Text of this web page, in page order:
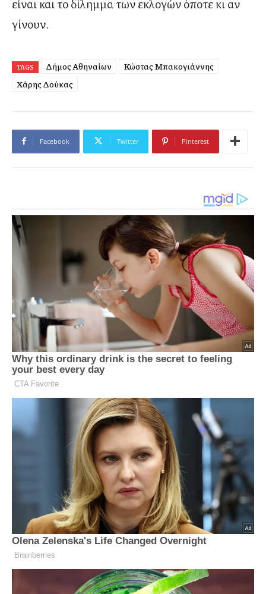
είναι και το δίλημμα των εκλογών όποτε κι αν
γίνουν.
TAGS Δήμος Αθηναίων
Κώστας Μπακογιάννης
Χάρης Δούκας
Facebook Twitter Pinterest